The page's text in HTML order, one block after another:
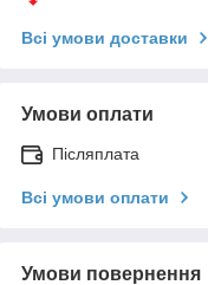
Всі умови доставки
Умови оплати
Післяплата
Всі умови оплати
Умови повернення